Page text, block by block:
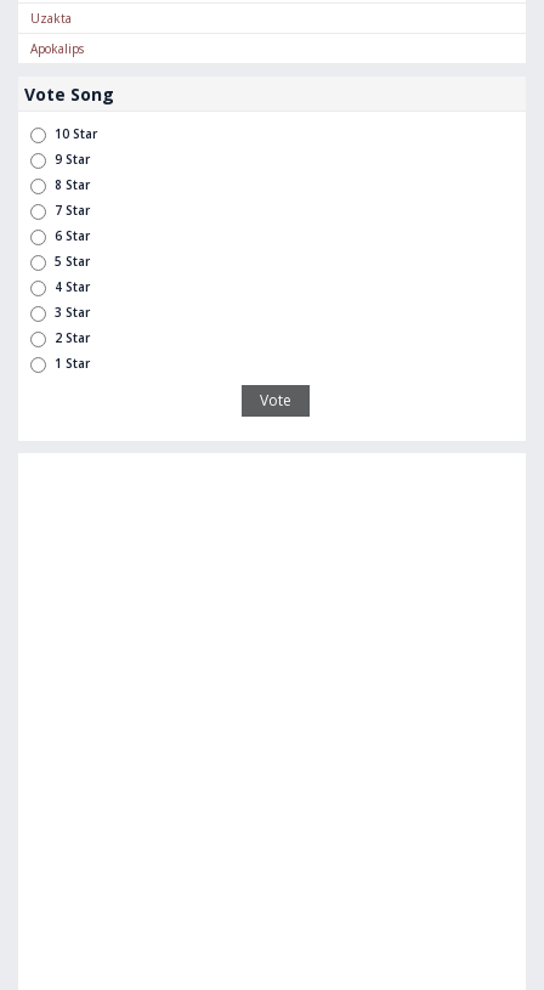
Uzakta
Apokalips
Vote Song
10 Star
9 Star
8 Star
7 Star
6 Star
5 Star
4 Star
3 Star
2 Star
1 Star